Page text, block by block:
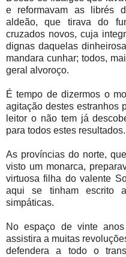
e reformavam as librés
aldeão, que tirava do
cruzados novos, cuja
dignas daquelas
mandara cunhar; todos,
geral alvoroço.
É tempo de dizermos o
agitação destes estranhos
leitor o não tem já
para todos estes resultados.
As províncias do norte,
visto um monarca,
virtuosa filha do valente
aqui se tinham escrito
simpáticas.
No espaço de vinte
assistira a muitas
defendera a todo o